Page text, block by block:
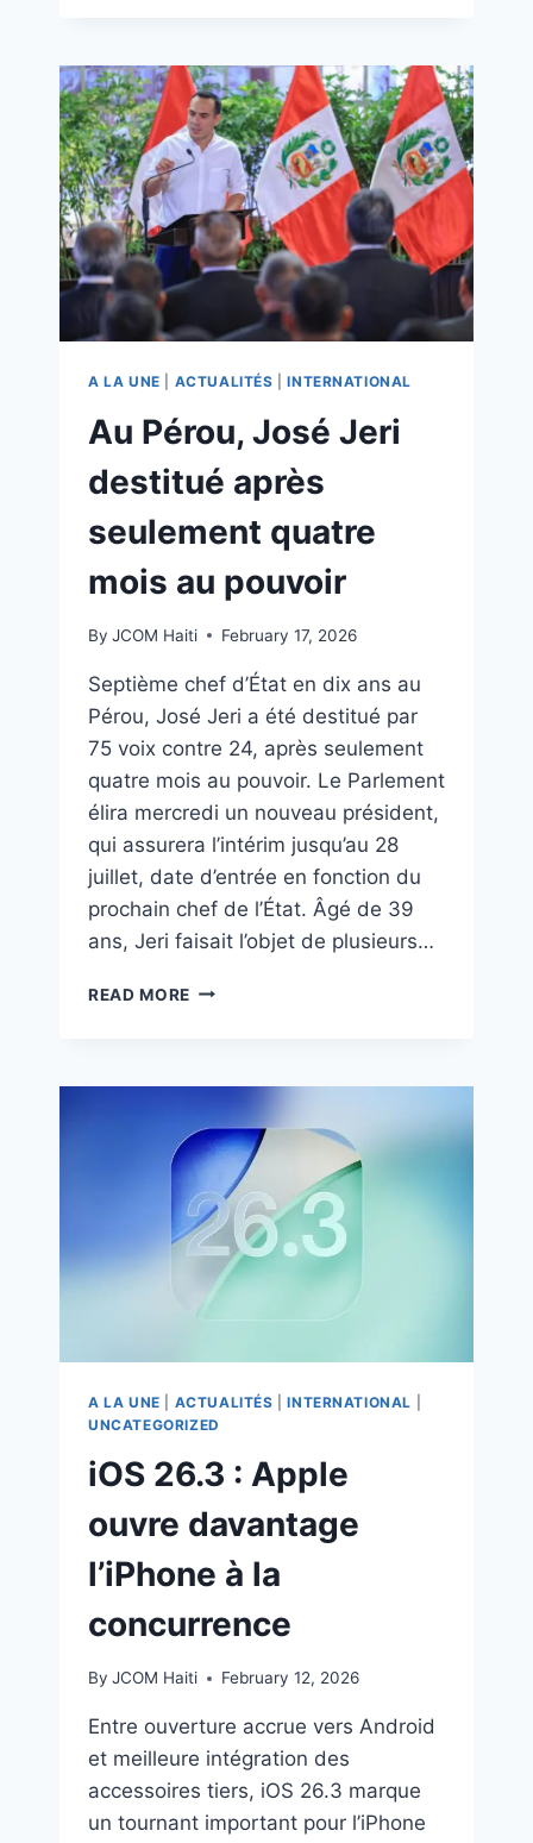
A LA UNE ACTUALITÉS |INTERNATIONAL
Au Pérou, José Jeri
destitué après
seulement quatre
mois au pouvoir
By JCOM Haiti February 17, 2026
Septième chef d’État en dix ans au
Pérou, José Jeri a été destitué par
75 voix contre 24, après seulement
quatre mois au pouvoir. Le Parlement
élira mercredi un nouveau président,
qui assurera l’intérim jusqu’au 28
juillet, date d’entrée en fonction du
prochain chef de l’État. Âgé de 39
ans, Jeri faisait l’objet de plusieurs…
READ MORE
A LA UNE ACTUALITÉS |INTERNATIONAL
UNCATEGORIZED
iOS 26.3 : Apple
ouvre davantage
l’iPhone à la
concurrence
By JCOM Haiti February 12, 2026
Entre ouverture accrue vers Android
et meilleure intégration des
accessoires tiers, iOS 26.3 marque
un tournant important pour l’iPhone